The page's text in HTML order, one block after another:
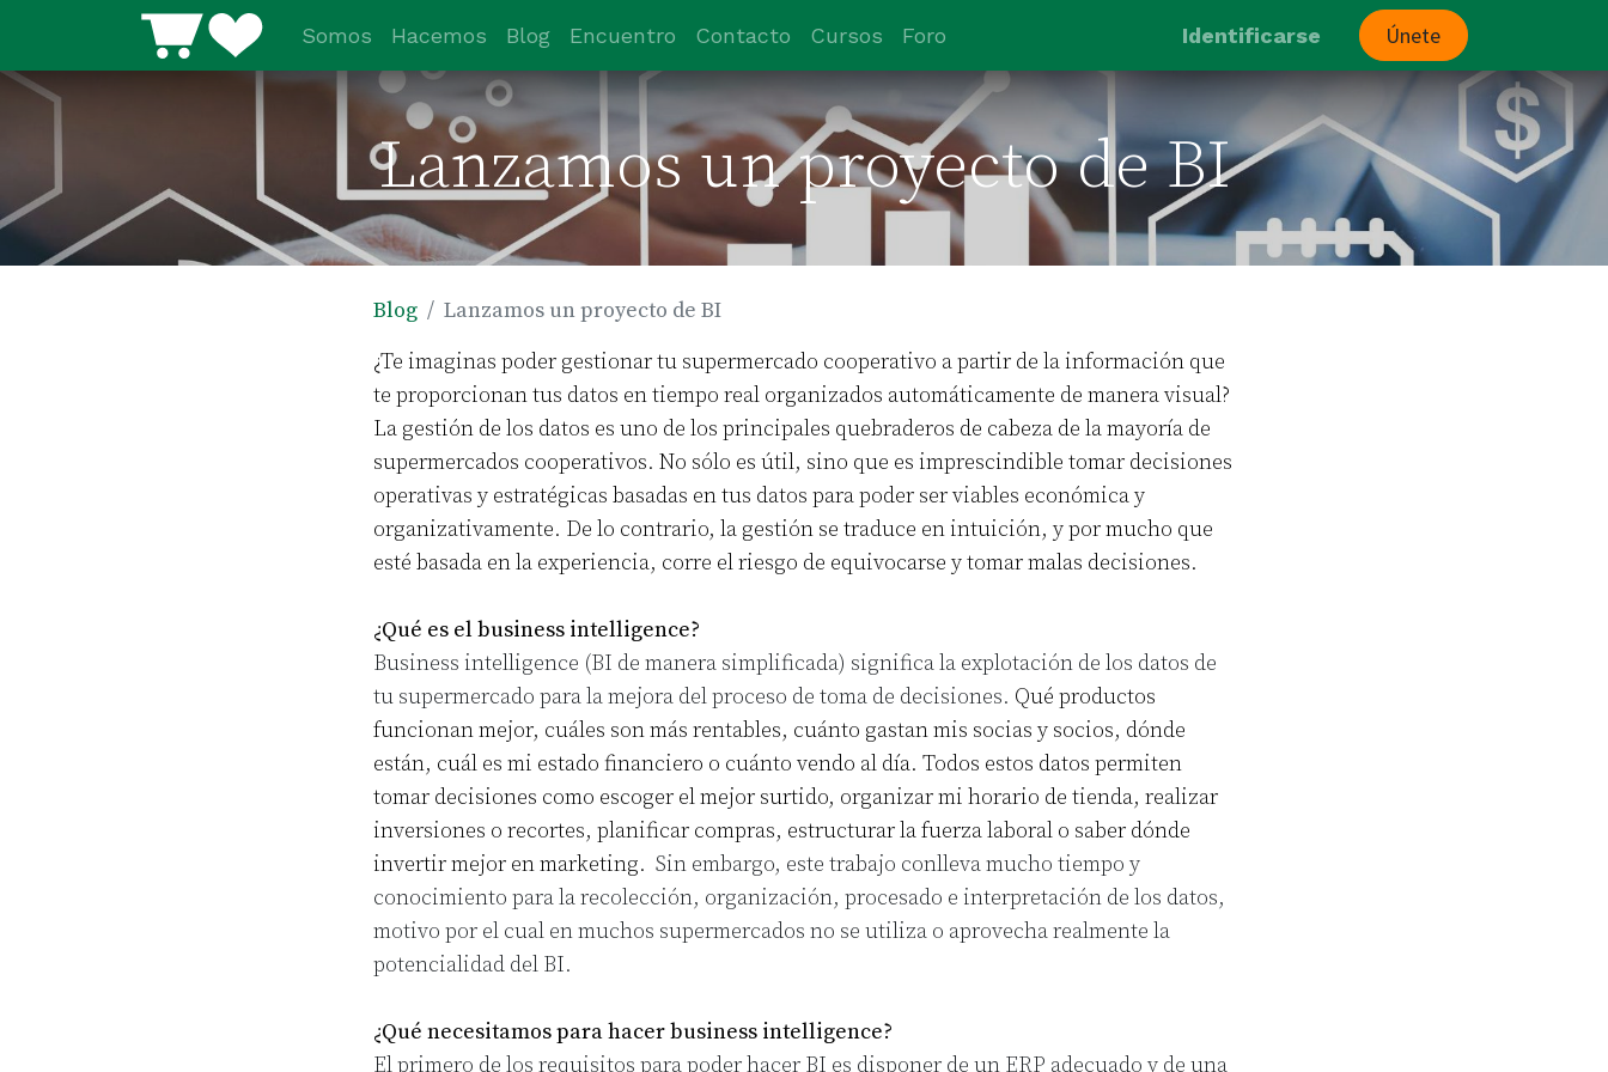
Somos Hacemos Blog Encuentro Contacto Cursos Foro Identificarse Únete
Lanzamos un proyecto de BI
Blog
Lanzamos un proyecto de BI
¿Te imaginas poder gestionar tu supermercado cooperativo a partir de la información que
te proporcionan tus datos en tiempo real organizados automáticamente de manera visual?
La gestión de los datos es uno de los principales quebraderos de cabeza de la mayoría de
supermercados cooperativos. No sólo es útil, sino que es imprescindible tomar decisiones
operativas y estratégicas basadas en tus datos para poder ser viables económica y
organizativamente. De lo contrario, la gestión se traduce en intuición, y por mucho que
esté basada en la experiencia, corre el riesgo de equivocarse y tomar malas decisiones.
¿Qué es el business intelligence?
Business intelligence (BI de manera simplificada) significa la explotación de los datos de
tu supermercado para la mejora del proceso de toma de decisiones. Qué productos
funcionan mejor, cuáles son más rentables, cuánto gastan mis socias y socios, dónde
están, cuál es mi estado financiero o cuánto vendo al día. Todos estos datos permiten
tomar decisiones como escoger el mejor surtido, organizar mi horario de tienda, realizar
inversiones o recortes, planificar compras, estructurar la fuerza laboral o saber dónde
invertir mejor en marketing. Sin embargo, este trabajo conlleva mucho tiempo y
conocimiento para la recolección, organización, procesado e interpretación de los datos,
motivo por el cual en muchos supermercados no se utiliza o aprovecha realmente la
potencialidad del BI.
¿Qué necesitamos para hacer business intelligence?
El primero de los requisitos para poder hacer BI es disponer de un ERP adecuado y de una